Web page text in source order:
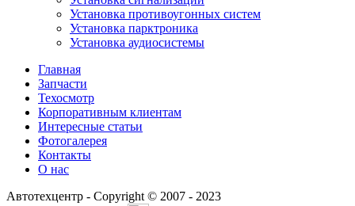
Установка противоугонных систем
Установка парктроника
Установка аудиосистемы
Главная
Запчасти
Техосмотр
Корпоративным клиентам
Интересные статьи
Фотогалерея
Контакты
О нас
Автотехцентр - Copyright © 2007 - 2023